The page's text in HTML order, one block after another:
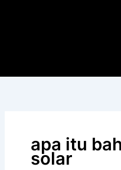
apa itu
solar